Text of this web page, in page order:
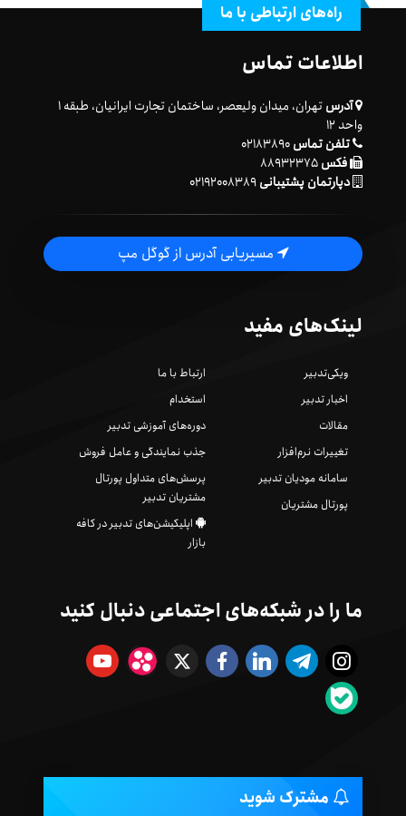
راه‌های ارتباطی با ما
اطلاعات تماس
آدرس
تهران، میدان ولیعصر، ساختمان تجارت ایرانیان، طبقه ۱
واحد ۱۲
تلفن تماس۰۲۱۸۳۸۹۰
فکس
دپارتمان پشتیبانی۰۲۱۹۲۰۰۸۳۸۹
مسیریابی آدرس از گوگل مپ
لینک‌های مفید
ویکی‌تدبیر
اخبار تدبیر
مقالات
تغییرات نرم‌افزار
سامانه مودیان تدبیر
پورتال مشتریان
ارتباط با ما
استخدام
دوره‌های آموزشی تدبیر
جذب نمایندگی و عامل فروش
پرسش‌های متداول پورتال
مشتریان تدبیر
اپلیکیشن‌های تدبیر در کافه
بازار
ما را در شبکه‌های اجتماعی دنبال کنید
مشترک شوید